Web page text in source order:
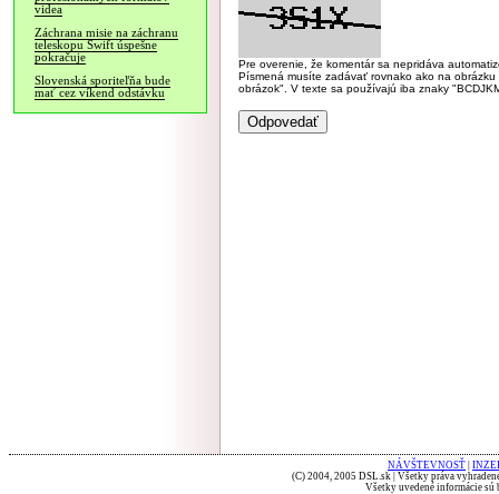
videa
Záchrana misie na záchranu
teleskopu Swift úspešne
pokračuje
Slovenská sporiteľňa bude
mať cez víkend odstávku
Pre overenie, že komentár sa nepridáva
Písmená musíte zadávať rovnako ako na
obrázok". V texte sa používajú iba znaky
NÁVŠTEVNOSŤ
(C) 2004, 2005 DSL.sk | Všetky práva
Všetky uvedené informácie sú